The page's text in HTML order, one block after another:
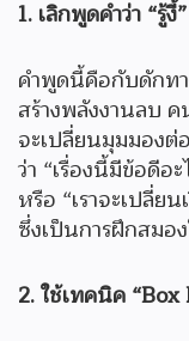
1. เลิกพูดคำว่า “รู้งี้”
คำพูดนี้คือกับดักทา
สร้างพลังงานลบ
จะเปลี่ยนมุมมองต่
ว่า “เรื่องนี้มีข้อดีอ
หรือ “เราจะเปลี่ย
ซึ่งเป็นการฝึกสมอ
2. ใช้เทคนิค